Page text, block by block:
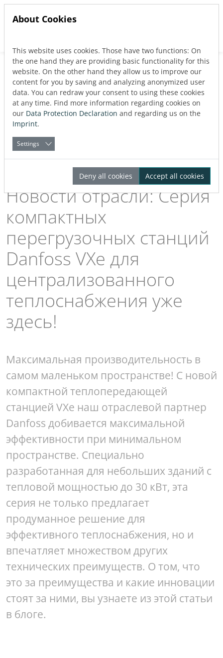
Jump directly to main navigation
Jump directly to content
Back to blog
Промышленность
Published: 18.04.2025
LINEAR
Новости отрасли: Серия
компактных
перегрузочных станций
Danfoss VXe для
централизованного
теплоснабжения уже
здесь!
Максимальная производительность в
самом маленьком пространстве! С новой
компактной теплопередающей
станцией VXe наш отраслевой партнер
Danfoss добивается максимальной
эффективности при минимальном
пространстве. Специально
разработанная для небольших зданий с
тепловой мощностью до 30 кВт, эта
серия не только предлагает
продуманное решение для
эффективного теплоснабжения, но и
впечатляет множеством других
технических преимуществ. О том, что
это за преимущества и какие инновации
стоят за ними, вы узнаете из этой статьи
в блоге.
About Cookies
This website uses cookies. Those have two functions: On
the one hand they are providing basic functionality for this
website. On the other hand they allow us to improve our
content for you by saving and analyzing anonymized user
data. You can redraw your consent to using these cookies
at any time. Find more information regarding cookies on
our Data Protection Declaration and regarding us on the
Imprint.
Settings
Deny all cookies Accept all cookies